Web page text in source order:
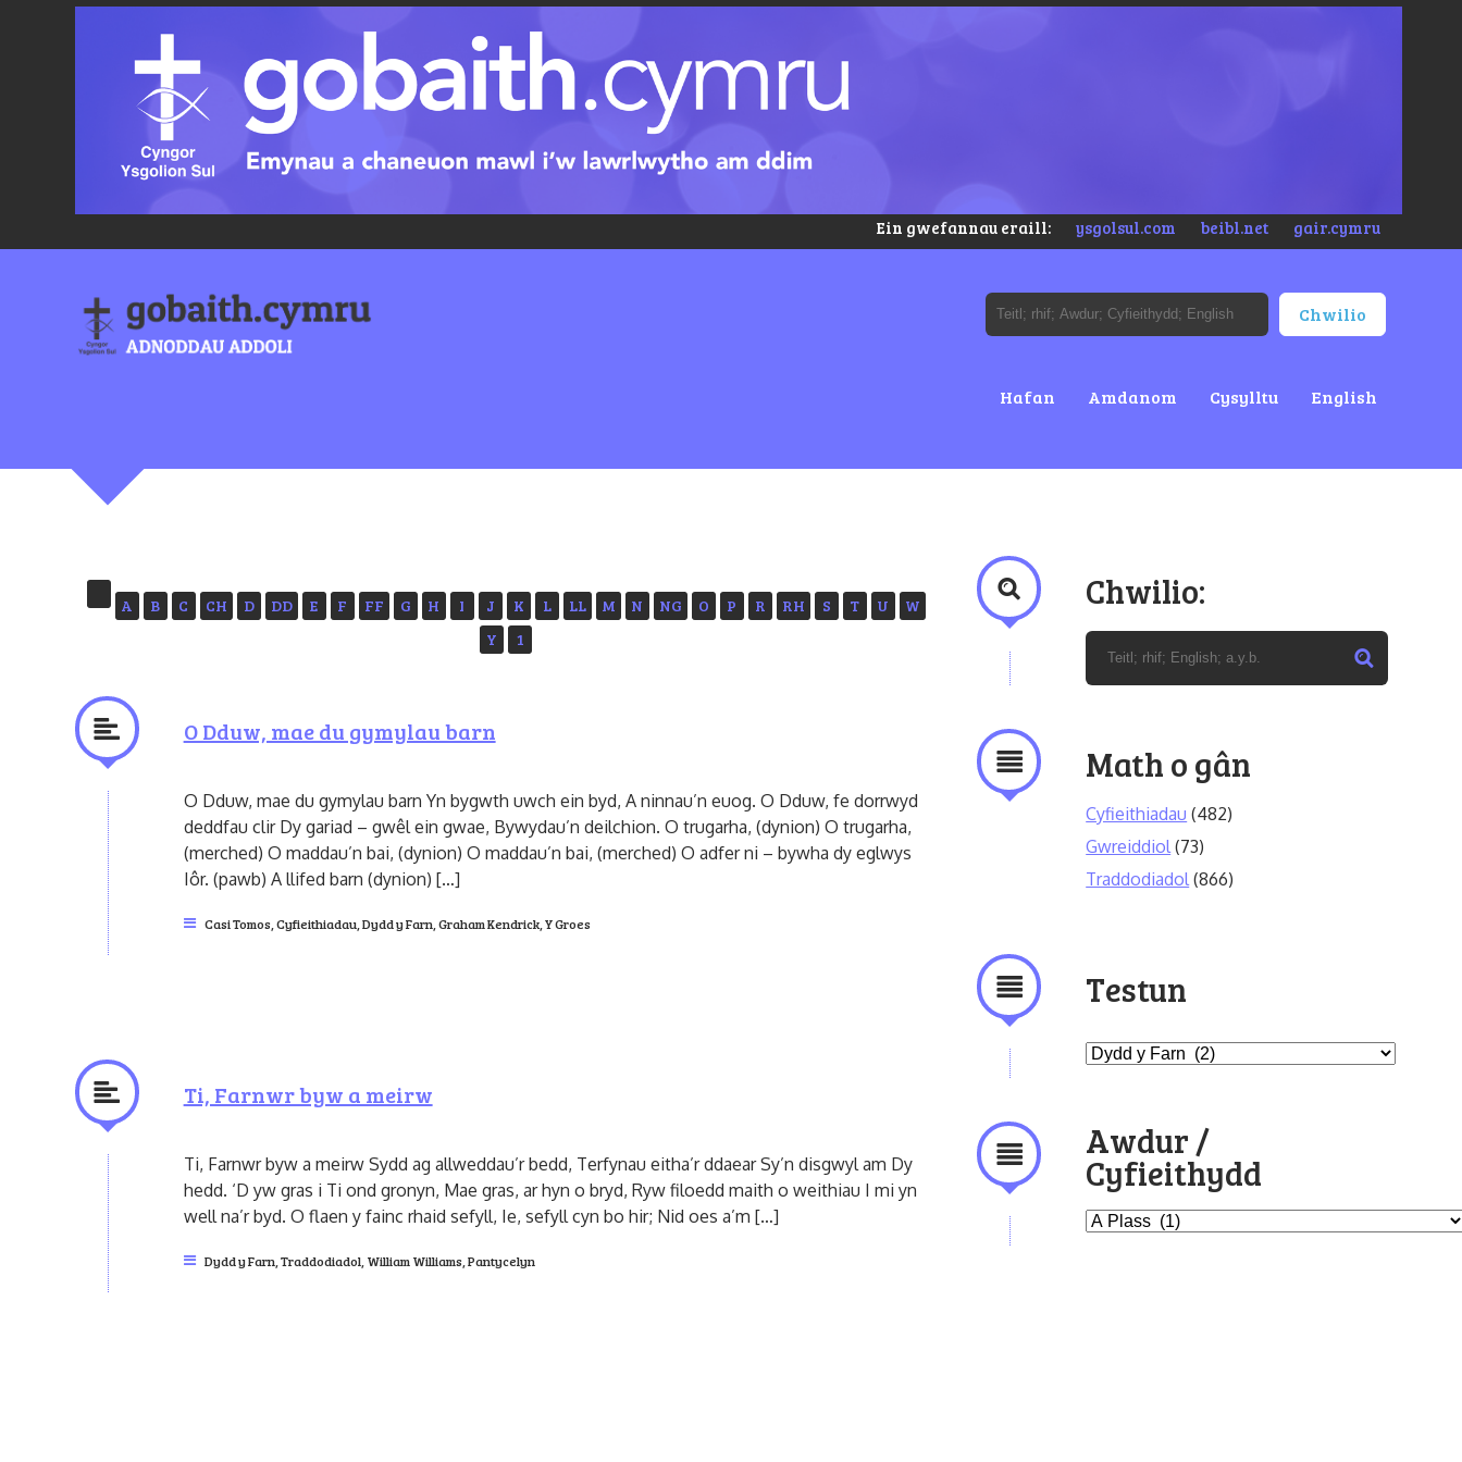
Ein gwefannau eraill: ysgolsul.com beibl.net gair.cymru
Hafan Amdanom Cysylltu English
A B C CH D DD E F FF G H I J K L LL M N NG O P R RH S T U
W
Y
1
O Dduw, mae du gymylau barn
O Dduw, mae du gymylau barn Yn bygwth uwch ein byd, A ninnau’n euog. O Dduw, fe dorrwyd
deddfau clir Dy gariad – gwêl ein gwae, Bywydau’n deilchion. O trugarha, (dynion) O trugarha,
(merched) O maddau’n bai, (dynion) O maddau’n bai, (merched) O adfer ni – bywha dy eglwys
Iôr. (pawb) A llifed barn (dynion) […]
Casi Tomos Cyfieithiadau, Dydd y Farn, Graham Kendrick, Y Groes
Ti, Farnwr byw a meirw
Ti, Farnwr byw a meirw Sydd ag allweddau’r bedd, Terfynau eitha’r ddaear Sy’n disgwyl am Dy
hedd. ‘D yw gras i Ti ond gronyn, Mae gras, ar hyn o bryd, Ryw filoedd maith o weithiau I mi yn
well na’r byd. O flaen y fainc rhaid sefyll, Ie, sefyll cyn bo hir; Nid oes a’m […]
Dydd y Farn, Traddodiadol, William Williams, Pantycelyn
Chwilio:
Math o gân
Cyfieithiadau (482)
Gwreiddiol (73)
Traddodiadol (866)
Testun
Awdur /
Cyfieithydd